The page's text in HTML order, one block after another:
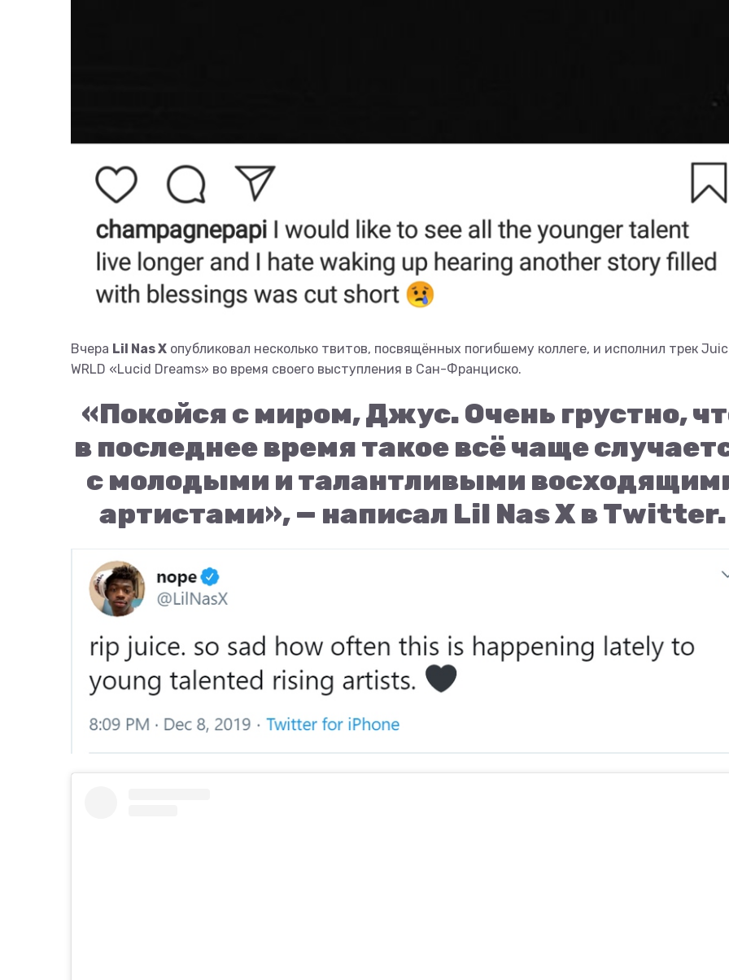
Вчера Lil Nas X опубликовал несколько твитов, посвящённых погибшему коллеге, и исполнил трек
WRLD «Lucid Dreams» во время своего выступления в Сан-Франциско.
«Покойся с миром, Джус. Очень грустно,
в последнее время такое всё чаще
с молодыми и талантливыми
артистами», — написал Lil Nas X в Twitter.